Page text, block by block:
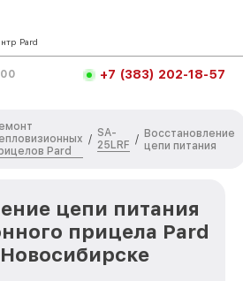
Pard
+7 (383) 202-18-57
Pard
/
SA-
25LRF / Восстановление
цепи питания
цепи питания
прицела Pard